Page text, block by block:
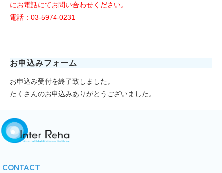
にお電話にてお問い合わせください。
電話：03-5974-0231
お申込みフォーム
お申込み受付を終了致しました。
たくさんのお申込みありがとうございました。
CONTACT